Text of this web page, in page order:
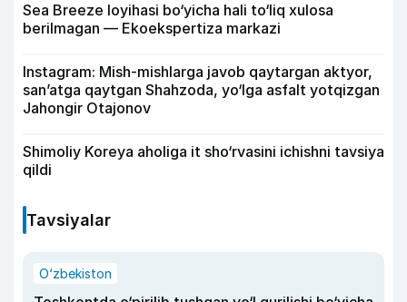
Sea Breeze loyihasi bo‘yicha hali to‘liq xulosa
berilmagan — Ekoekspertiza markazi
Instagram: Mish-mishlarga javob qaytargan aktyor,
san’atga qaytgan Shahzoda, yo‘lga asfalt yotqizgan
Jahongir Otajonov
Shimoliy Koreya aholiga it sho‘rvasini ichishni tavsiya
qildi
Tavsiyalar
O‘zbekiston